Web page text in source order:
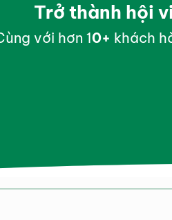
Trở thành hội
với hơn 10+khách